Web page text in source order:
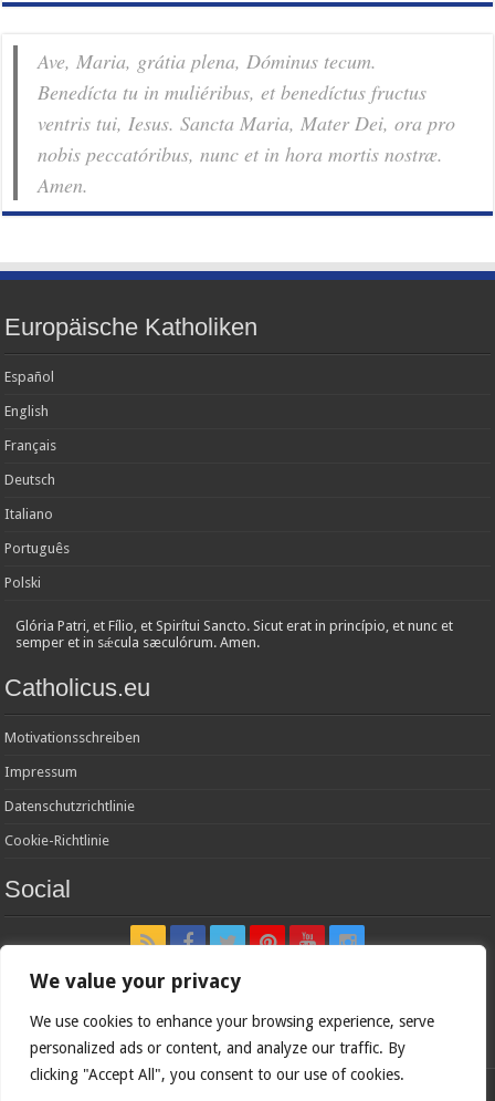
We value your privacy
We use cookies to enhance your browsing experience, serve
personalized ads or content, and analyze our traffic. By
clicking "Accept All", you consent to our use of cookies.
Ave, Maria, grátia plena, Dóminus tecum.
Benedícta tu in muliéribus, et benedíctus fructus
ventris tui, Iesus. Sancta Maria, Mater Dei, ora pro
nobis pec­ca­tóribus, nunc et in hora mortis nostræ.
Amen.
Europäische Katholiken
Español
English
Français
Deutsch
Italiano
Português
Polski
Glória Patri, et Fílio, et Spirítui Sancto. Sicut erat in princípio, et nunc et
semper et in sǽcula sæculórum. Amen.
Catholicus.eu
Motivationsschreiben
Impressum
Datenschutzrichtlinie
Cookie-Richtlinie
Social
In nómine Patris, et Fílii, et Spíritus Sancti. Amen.